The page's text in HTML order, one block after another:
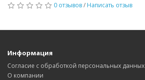
0 отзывов/ Написать отзыв
Информация
Согласие с обработкой персональных данных
О компании